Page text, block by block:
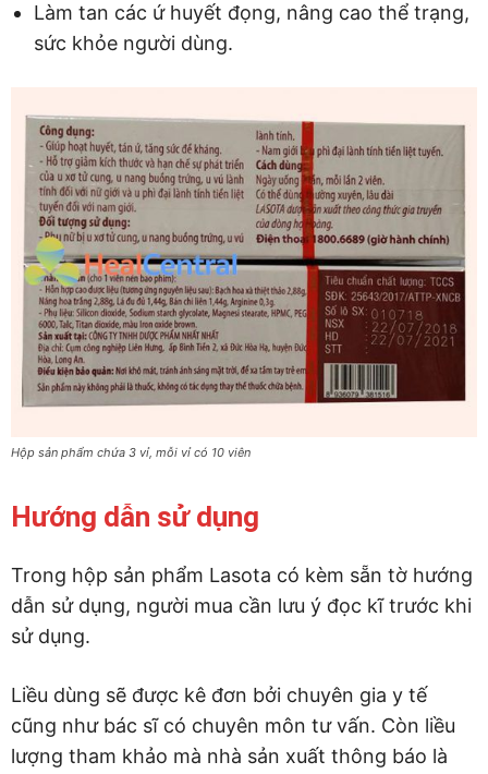
Làm tan các ứ huyết đọng, nâng cao thể trạng,
sức khỏe người dùng.
Hộp sản phẩm chứa 3 vỉ, mỗi vỉ có 10 viên
Hướng dẫn sử dụng
Trong hộp sản phẩm Lasota có kèm sẵn tờ hướng
dẫn sử dụng, người mua cần lưu ý đọc kĩ trước khi
sử dụng.
Liều dùng sẽ được kê đơn bởi chuyên gia y tế
cũng như bác sĩ có chuyên môn tư vấn. Còn liều
lượng tham khảo mà nhà sản xuất thông báo là